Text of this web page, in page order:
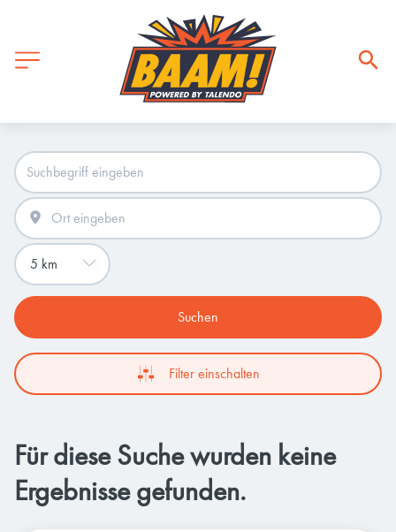
Suchen
Filter einschalten
Für diese Suche wurden keine
Ergebnisse gefunden.